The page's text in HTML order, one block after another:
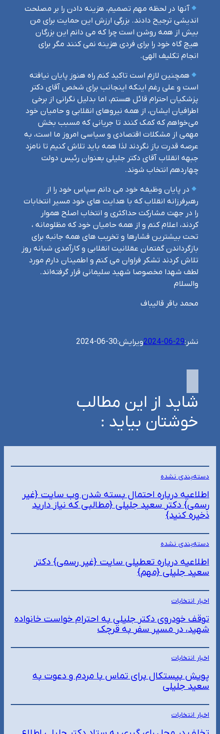
آنها در لحظه مهم تصمیم، هزینه دادن را بر مصلحت
اندیشی ترجیح دادند. بزرگی ارزش این حمایت برای من
بیش از همه روشن است چرا که می دانم این بزرگان
هیچ گاه خود را برای فردی هزینه نمی کنند مگر برای
انجام تکلیف الهی.
همچنین لازم است تاکید کنم راه هنوز پایان نیافته
است و علی رغم اینکه اینجانب برای شخص آقای دکتر
پزشکیان احترام قائل هستم، اما بدلیل نگرانی از برخی
اطرافیان ایشان، از همه نیروهای انقلابی و حامیان خود
می‌خواهم که کمک کنند تا جریانی که مسبب بخش
مهمی از مشکلات اقتصادی و سیاسی امروز ما است، به
عرصه قدرت باز نگردند لذا همه باید تلاش کنیم تا نامزد
جبهه انقلاب آقای دکتر جلیلی بعنوان رئیس دولت
چهاردهم انتخاب شوند.
در پایان وظیفه خود می دانم سپاس خود را از
رهبرفرزانه انقلاب که با هدایت های خود مسیر انتخابات
را در جهت مشارکت حداکثری و انتخاب اصلح هموار
کردند، اعلام کنم و از همه حامیان خود که مظلومانه ،
تحت بیشترین فشارها و تخریب های همه جانبه برای
بازگرداندن گفتمان عقلانیت انقلابی و کارآمدی شبانه روز
تلاش کردند تشکر فراوان می کنم و اطمینان دارم مورد
لطف شهدا مخصوصا شهید سلیمانی قرار گرفته‌اند.
والسلام
محمد باقر قالیباف
نشر:2024-06-29ویرایش:2024-06-30
شاید از این مطالب
خوشتان بیاید :
دسته‌بندی نشده
اطلاعیه درباره احتمال بسته شدن وب سایت {غیر
رسمی} دکتر سعید جلیلی {مطالبی که نیاز دارید
ذخیره کنید}
دسته‌بندی نشده
اطلاعیه درباره تعطیلی سایت {غیر رسمی} دکتر
سعید جلیلی {مهم}
اخبار انتخابات
توقف خودروی دکتر جلیلی به احترام خواست خانواده
شهید، در مسیر سفر به قرچک
اخبار انتخابات
پویش بیستکال برای تماس با مردم و دعوت به
سعید جلیلی
اخبار انتخابات